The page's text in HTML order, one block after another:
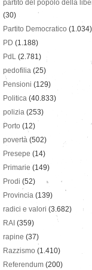
partito del popolo della
(30)
Partito Democratico (1.034)
PD (1.188)
PdL (2.781)
pedofilia (25)
Pensioni (129)
Politica (40.833)
polizia (253)
Porto (12)
povertà (502)
Presepe (14)
Primarie (149)
Prodi (52)
Provincia (139)
radici e valori (3.682)
RAI (359)
rapine (37)
Razzismo (1.410)
Referendum (200)